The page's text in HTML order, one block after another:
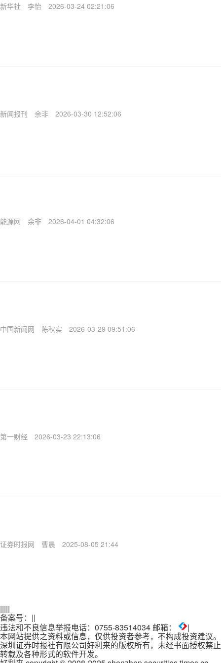
新华社 李怡 2026-03-24 02:21:06
新闻报刊 余非 2026-03-30 12:52:06
能源网 余非 2026-04-01 04:32:06
中国新闻网 陈秋实 2026-03-29 09:51:06
第一财经 2026-03-23 22:13:06
证券时报网 曹晨 2025-08-05 21:44
|||||
备案号： ||
违法和不良信息举报电话：0755-83514034 邮箱：
|
本网站提供之资料或信息，仅供投资者参考，不构成投资建议。
深圳证券时报社有限公司好利来的版权所有，未经书面授权禁止
转载及各种形式的软件开发。